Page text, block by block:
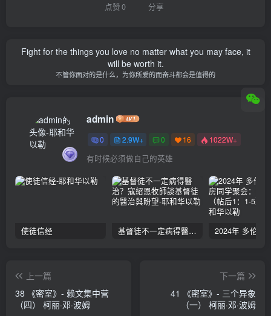
点赞0 分享
Fight for the things you love no matter what you may face, it
will be worth it.
不管你面对的是什么，为你所爱的而奋斗都会是值得的
admin
0 2.9W+ 0 16 1022W+
有时候必须做自己的英雄
使徒信经 基督徒不一定病得醫治？寇紹恩牧師談基督徒的醫治與盼望
上一篇
38 《密室》- 赖文集中营
（四） 柯丽·邓·波姆
下一篇
41 《密室》- 三个异象
（一） 柯丽·邓·波姆